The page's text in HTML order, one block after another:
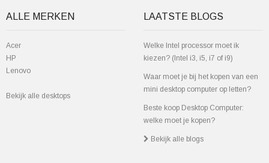
ALLE MERKEN
Acer
HP
Lenovo
Bekijk alle desktops
LAATSTE BLOGS
Welke Intel processor moet ik
kiezen? (Intel i3, i5, i7 of i9)
Waar moet je bij het kopen van een
mini desktop computer op letten?
Beste koop Desktop Computer:
welke moet je kopen?
Bekijk alle blogs